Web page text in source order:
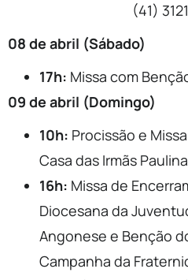
(41)
08 de abril (Sábado)
17h: Missa com
09 de abril (Domingo)
10h: Procissão e
Casa das Irmãs
16h: Missa de
Diocesana da
Angonese e Benção
Campanha da